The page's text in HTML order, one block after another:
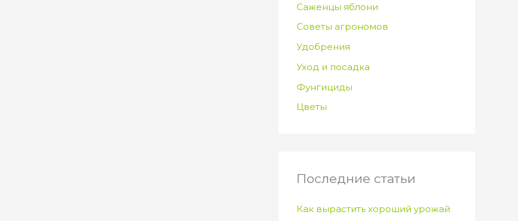
Саженцы яблони
Советы агрономов
Удобрения
Уход и посадка
Фунгициды
Цветы
Последние статьи
Как вырастить хороший урожай